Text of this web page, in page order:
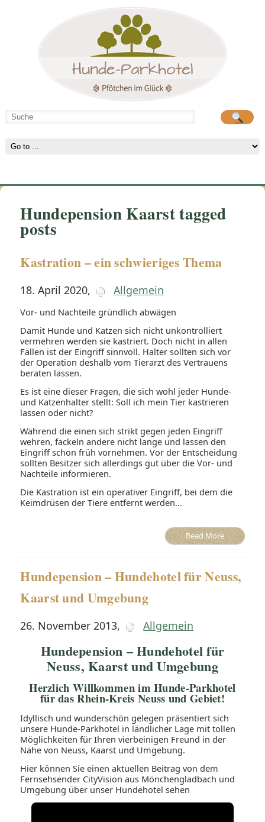
Hunde-Parkhotel
Hundepension Kaarst tagged
posts
Kastration – ein schwieriges Thema
18. April 2020, Allgemein
Vor- und Nachteile gründlich abwägen
Damit Hunde und Katzen sich nicht unkontrolliert
vermehren werden sie kastriert. Doch nicht in allen
Fällen ist der Eingriff sinnvoll. Halter sollten sich vor
der Operation deshalb vom Tierarzt des Vertrauens
beraten lassen.
Es ist eine dieser Fragen, die sich wohl jeder Hunde-
und Katzenhalter stellt: Soll ich mein Tier kastrieren
lassen oder nicht?
Während die einen sich strikt gegen jeden Eingriff
wehren, fackeln andere nicht lange und lassen den
Eingriff schon früh vornehmen. Vor der Entscheidung
sollten Besitzer sich allerdings gut über die Vor- und
Nachteile informieren.
Die Kastration ist ein operativer Eingriff, bei dem die
Keimdrüsen der Tiere entfernt werden...
Read More
Hundepension – Hundehotel für Neuss,
Kaarst und Umgebung
26. November 2013, Allgemein
Hundepension – Hundehotel für
Neuss, Kaarst und Umgebung
Herzlich Willkommen im Hunde-Parkhotel
für das Rhein-Kreis Neuss und Gebiet!
Idyllisch und wunderschön gelegen präsentiert sich
unsere Hunde-Parkhotel in ländlicher Lage mit tollen
Möglichkeiten für Ihren vierbeinigen Freund in der
Nähe von Neuss, Kaarst und Umgebung.
Hier können Sie einen aktuellen Beitrag von dem
Fernsehsender CityVision aus Mönchengladbach und
Umgebung über unser Hundehotel sehen